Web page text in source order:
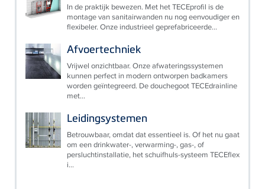
In de praktijk bewezen. Met het TECEprofil is de
montage van sanitairwanden nu nog eenvoudiger en
flexibeler. Onze industrieel geprefabriceerde...
Afvoertechniek
Vrijwel onzichtbaar. Onze afwateringssystemen
kunnen perfect in modern ontworpen badkamers
worden geïntegreerd. De douchegoot TECEdrainline
met...
Leidingsystemen
Betrouwbaar, omdat dat essentieel is. Of het nu gaat
om een drinkwater-, verwarming-, gas-, of
persluchtinstallatie, het schuifhuls-systeem TECEflex
i...